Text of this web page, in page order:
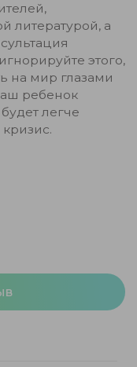
литературой, а
этого,
на мир глазами
ребенок
легче